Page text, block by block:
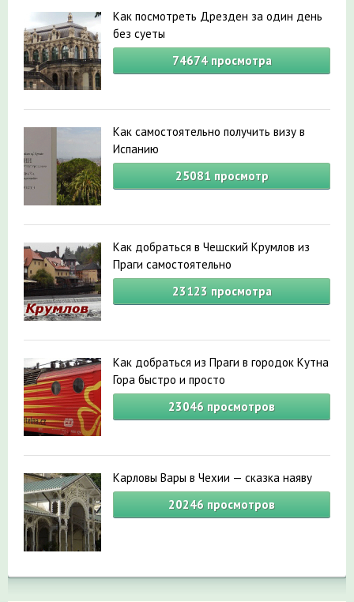
Как посмотреть Дрезден за один день
без суеты
74674просмотра
Как самостоятельно получить визу в
Испанию
25081просмотр
Как добраться в Чешский Крумлов из
Праги самостоятельно
23123 просмотра
Как добраться из Праги в городок Кутна
Гора быстро и просто
23046 просмотров
Карловы Вары в Чехии — сказка наяву
20246 просмотров